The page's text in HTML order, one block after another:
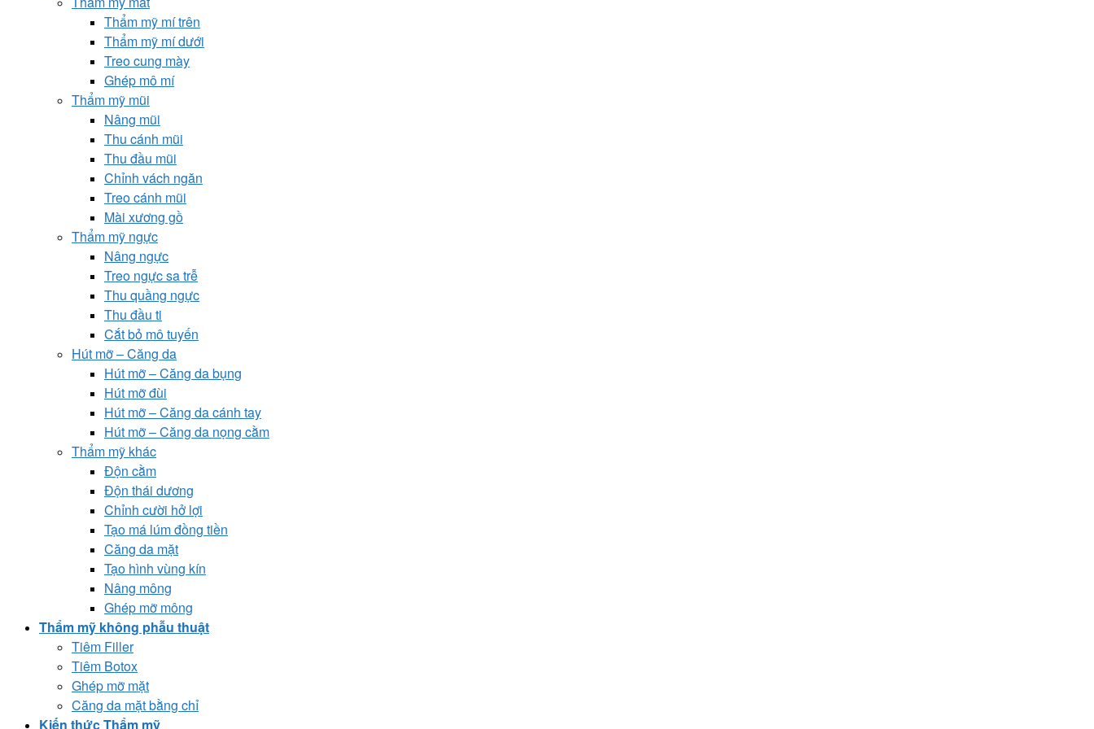
Thẩm mỹ mí trên
Thẩm mỹ mí dưới
Treo cung mày
Ghép mô mí
Thẩm mỹ mũi
Nâng mũi
Thu cánh mũi
Thu đầu mũi
Chỉnh vách ngăn
Treo cánh mũi
Mài xương gồ
Thẩm mỹ ngực
Nâng ngực
Treo ngực sa trễ
Thu quầng ngực
Thu đầu ti
Cắt bỏ mô tuyến
Hút mỡ – Căng da
Hút mỡ – Căng da bụng
Hút mỡ đùi
Hút mỡ – Căng da cánh tay
Hút mỡ – Căng da nọng cằm
Thẩm mỹ khác
Độn cằm
Độn thái dương
Chỉnh cười hở lợi
Tạo má lúm đồng tiền
Căng da mặt
Tạo hình vùng kín
Nâng mông
Ghép mỡ mông
Thẩm mỹ không phẫu thuật
Tiêm Filler
Tiêm Botox
Ghép mỡ mặt
Căng da mặt bằng chỉ
Kiến thức Thẩm mỹ